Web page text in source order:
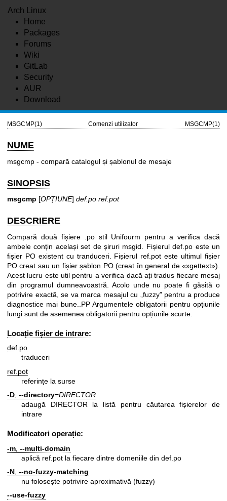
Arch Linux
Home
Packages
Forums
Wiki
GitLab
Security
AUR
Download
MSGCMP(1) Comenzi utilizator MSGCMP(1)
NUME
msgcmp - compară catalogul și șablonul de mesaje
SINOPSIS
msgcmp [OPȚIUNE] def.po ref.pot
DESCRIERE
Compară două fișiere .po stil Unifourm pentru a verifica dacă
ambele conțin același set de șiruri msgid. Fișierul def.po este un
fișier PO existent cu tranduceri. Fișierul ref.pot este ultimul fișier
PO creat sau un fișier șablon PO (creat în general de «xgettext»).
Acest lucru este util pentru a verifica dacă ați tradus fiecare mesaj
din programul dumneavoastră. Acolo unde nu poate fi găsită o
potrivire exactă, se va marca mesajul cu „fuzzy” pentru a produce
diagnostice mai bune..PP Argumentele obligatorii pentru opțiunile
lungi sunt de asemenea obligatorii pentru opțiunile scurte.
Locație fișier de intrare:
def.po
traduceri
ref.pot
referințe la surse
-D --directory=DIRECTOR
adaugă DIRECTOR la listă pentru căutarea fișierelor de
intrare
Modificatori operație:
-m --multi-domain
aplică ref.pot la fiecare dintre domeniile din def.po
-N --no-fuzzy-matching
nu folosește potrivire aproximativă (fuzzy)
--use-fuzzy